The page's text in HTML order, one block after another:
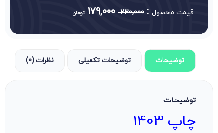
قیمت محصول :
230,000
179,000 تومان
توضیحات توضیحات تکمیلی نظرات (0)
توضیحات
چاپ 1403